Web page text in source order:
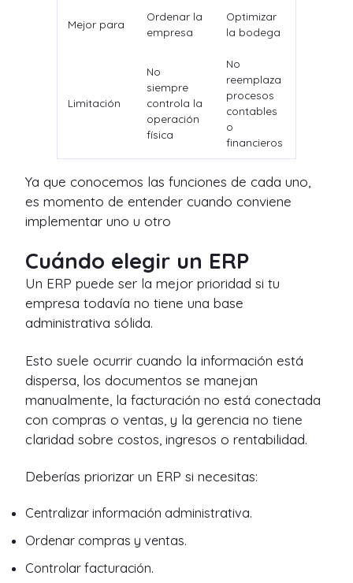
Mejor para
Ordenar la
empresa
Optimizar
la bodega
Limitación
No
siempre
controla la
operación
física
No
reemplaza
procesos
contables
o
financieros
Ya que conocemos las funciones de cada uno,
es momento de entender cuando conviene
implementar uno u otro
Cuándo elegir un ERP
Un ERP puede ser la mejor prioridad si tu
empresa todavía no tiene una base
administrativa sólida.
Esto suele ocurrir cuando la información está
dispersa, los documentos se manejan
manualmente, la facturación no está conectada
con compras o ventas, y la gerencia no tiene
claridad sobre costos, ingresos o rentabilidad.
Deberías priorizar un ERP si necesitas:
Centralizar información administrativa.
Ordenar compras y ventas.
Controlar facturación.